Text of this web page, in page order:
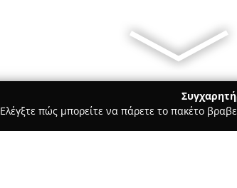
Ελέγξτε πώς μπορείτε να πάρετε το πακέτο